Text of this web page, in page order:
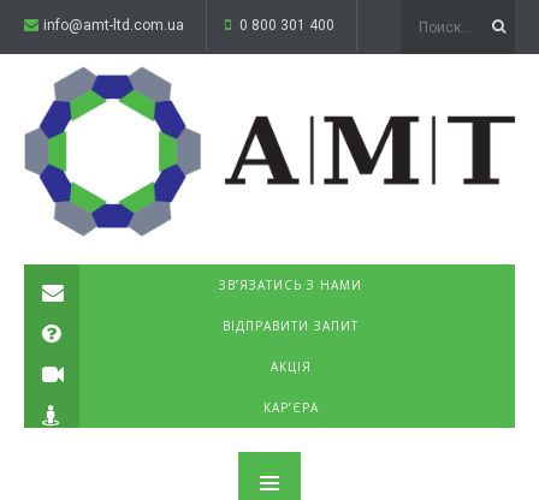
info@amt-ltd.com.ua 0 800 301 400
ЗВ’ЯЗАТИСЬ З НАМИ
ВІДПРАВИТИ ЗАПИТ
АКЦІЯ
КАР’ЄРА